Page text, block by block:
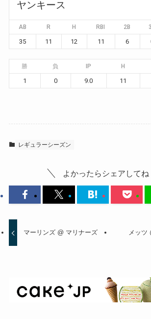
ヤンキース
AB R H RBI 2B
35 11 12 11 6
勝 負 IP H
1 0 9.0 11
レギュラーシーズン
よかったらシェアしてね
マーリンズ @ マリナーズ メッツ